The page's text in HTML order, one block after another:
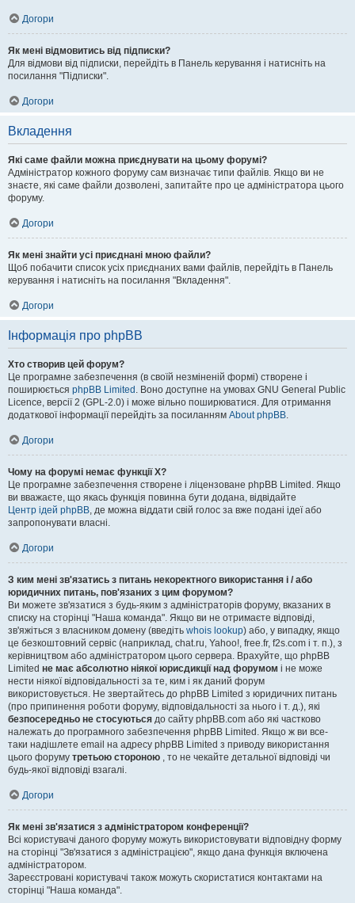
Догори
Як мені відмовитись від підписки?
Для відмови від підписки, перейдіть в Панель керування і натисніть на
посилання "Підписки".
Догори
Вкладення
Які саме файли можна приєднувати на цьому форумі?
Адміністратор кожного форуму сам визначає типи файлів. Якщо ви не
знаєте, які саме файли дозволені, запитайте про це адміністратора цього
форуму.
Догори
Як мені знайти усі приєднані мною файли?
Щоб побачити список усіх приєднаних вами файлів, перейдіть в Панель
керування і натисніть на посилання "Вкладення".
Догори
Інформація про phpBB
Хто створив цей форум?
Це програмне забезпечення (в своїй незміненій формі) створене і
поширюється phpBB Limited . Воно доступне на умовах GNU General Public
Licence, версії 2 (GPL-2.0) і може вільно поширюватися. Для отримання
додаткової інформації перейдіть за посиланням About phpBB.
Догори
Чому на форумі немає функції X?
Це програмне забезпечення створене і ліцензоване phpBB Limited. Якщо
ви вважаєте, що якась функція повинна бути додана, відвідайте
Центр ідей phpBB, де можна віддати свій голос за вже подані ідеї або
запропонувати власні.
Догори
З ким мені зв'язатись з питань некоректного використання і / або
юридичних питань, пов'язаних з цим форумом?
Ви можете зв'язатися з будь-яким з адміністраторів форуму, вказаних в
списку на сторінці "Наша команда". Якщо ви не отримаєте відповіді,
зв'яжіться з власником домену (введіть whois lookup) або, у випадку, якщо
це безкоштовний сервіс (наприклад, chat.ru, Yahoo!, free.fr, f2s.com і т. п.), з
керівництвом або адміністратором цього сервера. Врахуйте, що phpBB
Limited не має абсолютно ніякої юрисдикції над форумом і не може
нести ніякої відповідальності за те, ким і як даний форум
використовується. Не звертайтесь до phpBB Limited з юридичних питань
(про припинення роботи форуму, відповідальності за нього і т. д.), які
безпосередньо не стосуються до сайту phpBB.com або які частково
належать до програмного забезпечення phpBB Limited. Якщо ж ви все-
таки надішлете email на адресу phpBB Limited з приводу використання
цього форуму третьою стороною , то не чекайте детальної відповіді чи
будь-якої відповіді взагалі.
Догори
Як мені зв'язатися з адміністратором конференції?
Всі користувачі даного форуму можуть використовувати відповідну форму
на сторінці "Зв'язатися з адміністрацією", якщо дана функція включена
адміністратором.
Зареєстровані користувачі також можуть скористатися контактами на
сторінці "Наша команда".